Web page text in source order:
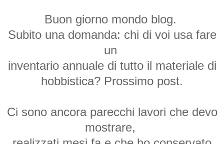
Buon giorno mondo blog.
Subito una domanda: chi di voi usa fare
un
inventario annuale di tutto il materiale di
hobbistica? Prossimo post.
Ci sono ancora parecchi lavori che devo
mostrare,